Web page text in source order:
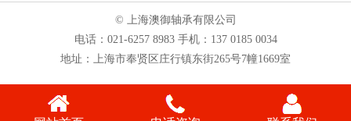
© 上海澳御轴承有限公司
电话： 021-6257 8983手机： 137 0185 0034
地址：上海市奉贤区庄行镇东街265号7幢1669室